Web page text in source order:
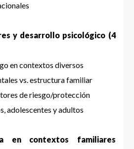
y desarrollo psicológico (4
en contextos diversos
vs. estructura familiar
de riesgo/protección
y adultos
en contextos familiares